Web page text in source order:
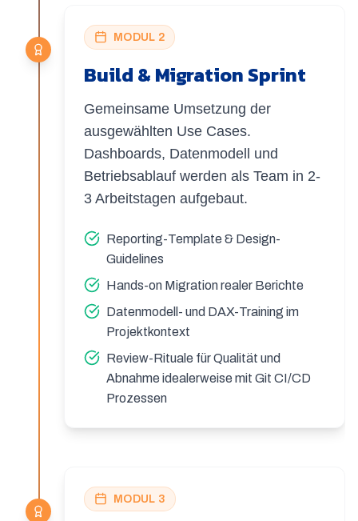
MODUL 2
Build & Migration Sprint
Gemeinsame Umsetzung der
ausgewählten Use Cases.
Dashboards, Datenmodell und
Betriebsablauf werden als Team in 2-
3 Arbeitstagen aufgebaut.
Reporting-Template & Design-
Guidelines
Hands-on Migration realer Berichte
Datenmodell- und DAX-Training im
Projektkontext
Review-Rituale für Qualität und
Abnahme idealerweise mit Git CI/CD
Prozessen
MODUL 3